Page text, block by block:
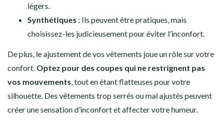
légers.
Synthétiques : Ils peuvent être pratiques, mais
choisissez-les judicieusement pour éviter l’inconfort.
De plus, le ajustement de vos vêtements joue un rôle sur votre
confort. Optez pour des coupes qui ne restrignent pas
vos mouvements, tout en étant flatteuses pour votre
silhouette. Des vêtements trop serrés ou mal ajustés peuvent
créer une sensation d’inconfort et affecter votre humeur.